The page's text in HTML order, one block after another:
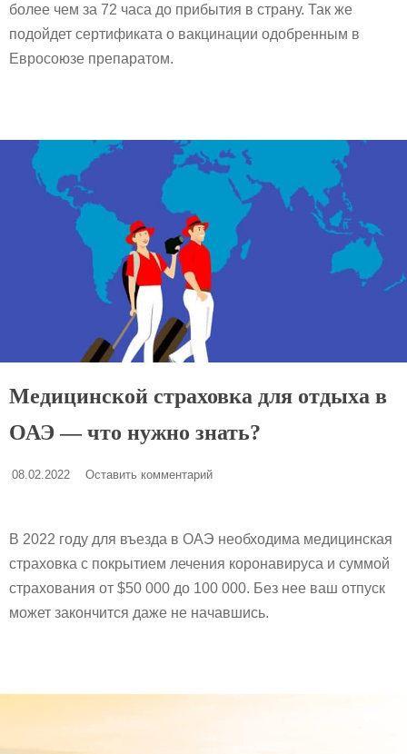
более чем за 72 часа до прибытия в страну. Так же
подойдет сертификата о вакцинации одобренным в
Евросоюзе препаратом.
Медицинской страховка для отдыха в
ОАЭ — что нужно знать?
08.02.2022 Оставить комментарий
В 2022 году для въезда в ОАЭ необходима медицинская
страховка с покрытием лечения коронавируса и суммой
страхования от $50 000 до 100 000. Без нее ваш отпуск
может закончится даже не начавшись.